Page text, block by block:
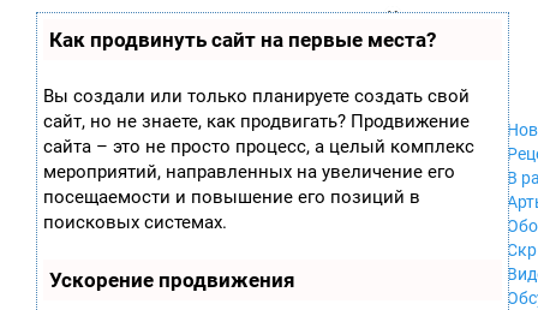
Как продвинуть сайт на первые места?
Вы создали или только планируете создать свой
сайт, но не знаете, как продвигать? Продвижение
сайта – это не просто процесс, а целый комплекс
мероприятий, направленных на увеличение его
посещаемости и повышение его позиций в
поисковых системах.
Ускорение продвижения
играх
П
ла
ф
ор
м
ы
Xbox 360
Xbox
GameCube
PS2
PS3
В